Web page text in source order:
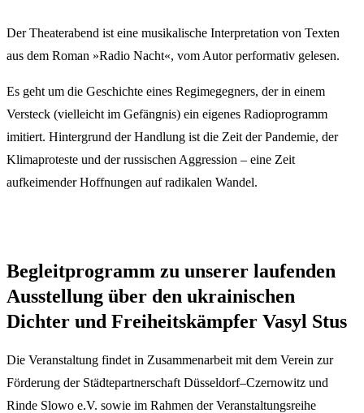
Der Theaterabend ist eine musikalische Interpretation von Texten
aus dem Roman »Radio Nacht«, vom Autor performativ gelesen.
Es geht um die Geschichte eines Regimegegners, der in einem
Versteck (vielleicht im Gefängnis) ein eigenes Radioprogramm
imitiert. Hintergrund der Handlung ist die Zeit der Pandemie, der
Klimaproteste und der russischen Aggression – eine Zeit
aufkeimender Hoffnungen auf radikalen Wandel.
Begleitprogramm zu unserer laufenden
Ausstellung über den ukrainischen
Dichter und Freiheitskämpfer Vasyl Stus
Die Veranstaltung findet in Zusammenarbeit mit dem Verein zur
Förderung der Städtepartnerschaft Düsseldorf–Czernowitz und
Rinde Slowo e.V. sowie im Rahmen der Veranstaltungsreihe